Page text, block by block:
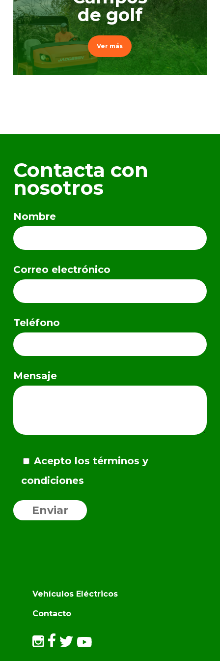
de golf
Ver más
Contacta con
nosotros
Nombre
Correo electrónico
Teléfono
Mensaje
Acepto los términos y
condiciones
Vehículos Eléctricos
Contacto